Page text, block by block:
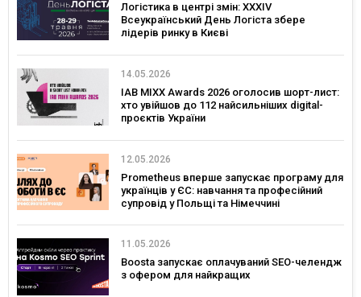
Логістика в центрі змін: XXXIV
Всеукраїнський День Логіста збере
лідерів ринку в Києві
14.05.2026
IAB MIXX Awards 2026 оголосив шорт-лист:
хто увійшов до 112 найсильніших digital-
проєктів України
12.05.2026
Prometheus вперше запускає програму для
українців у ЄС: навчання та професійний
супровід у Польщі та Німеччині
11.05.2026
Boosta запускає оплачуваний SEO-челендж
з офером для найкращих